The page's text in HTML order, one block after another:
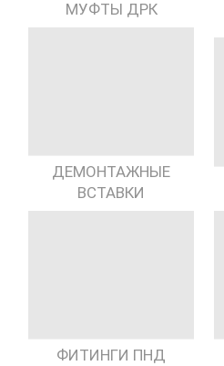
МУФТЫ ДРК
ДЕМОНТАЖНЫЕ
ВСТАВКИ
ФИТИНГИ ПНД